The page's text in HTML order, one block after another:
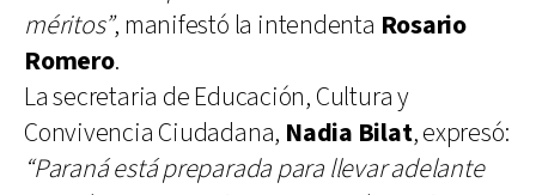
méritos”, manifestó la intendenta Rosario
Romero.
La secretaria de Educación, Cultura y
Convivencia Ciudadana, Nadia Bilat, expresó:
“Paraná está preparada para llevar adelante